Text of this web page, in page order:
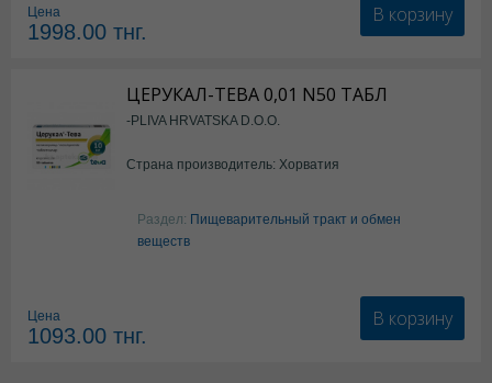
Цена
1998.00 тнг.
В корзину
ЦЕРУКАЛ-ТЕВА 0,01 N50 ТАБЛ
-PLIVA HRVATSKA D.O.O.
Страна производитель: Хорватия
Раздел: Пищеварительный тракт и обмен
веществ
Цена
1093.00 тнг.
В корзину